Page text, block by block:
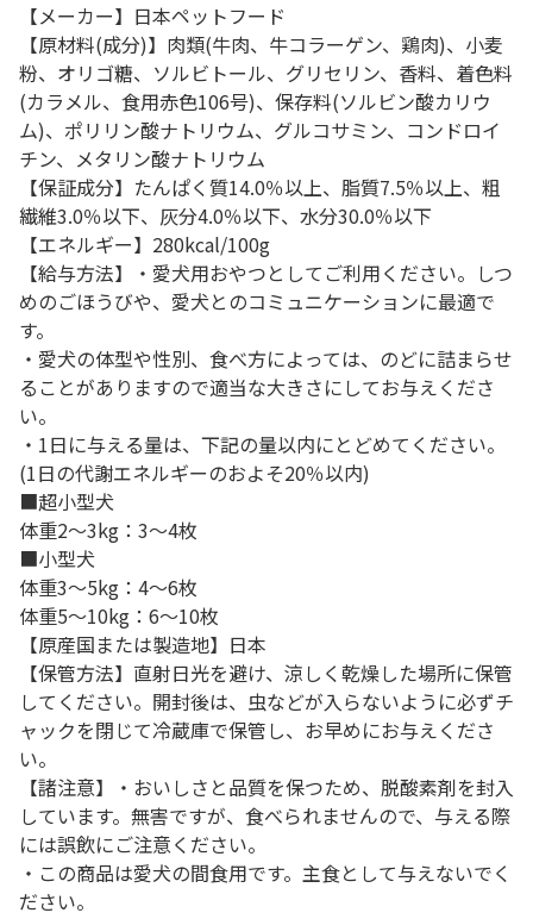
【メーカー】日本ペットフード
【原材料(成分)】肉類(牛肉、牛コラーゲン、鶏肉)、小麦
粉、オリゴ糖、ソルビトール、グリセリン、香料、着色料
(カラメル、食用赤色106号)、保存料(ソルビン酸カリウ
ム)、ポリリン酸ナトリウム、グルコサミン、コンドロイ
チン、メタリン酸ナトリウム
【保証成分】たんぱく質14.0％以上、脂質7.5％以上、粗
繊維3.0％以下、灰分4.0％以下、水分30.0％以下
【エネルギー】280kcal/100g
【給与方法】・愛犬用おやつとしてご利用ください。しつ
めのごほうびや、愛犬とのコミュニケーションに最適で
す。
・愛犬の体型や性別、食べ方によっては、のどに詰まらせ
ることがありますので適当な大きさにしてお与えくださ
い。
・1日に与える量は、下記の量以内にとどめてください。
(1日の代謝エネルギーのおよそ20％以内)
■超小型犬
体重2～3kg：3～4枚
■小型犬
体重3～5kg：4～6枚
体重5～10kg：6～10枚
【原産国または製造地】日本
【保管方法】直射日光を避け、涼しく乾燥した場所に保管
してください。開封後は、虫などが入らないように必ずチ
ャックを閉じて冷蔵庫で保管し、お早めにお与えくださ
い。
【諸注意】・おいしさと品質を保つため、脱酸素剤を封入
しています。無害ですが、食べられませんので、与える際
には誤飲にご注意ください。
・この商品は愛犬の間食用です。主食として与えないでく
ださい。